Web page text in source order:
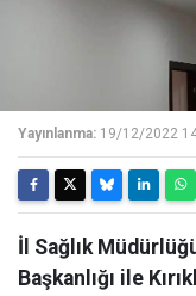
Yayınlanma: 19/12/2022
İl Sağlık
Başkanlığı ile